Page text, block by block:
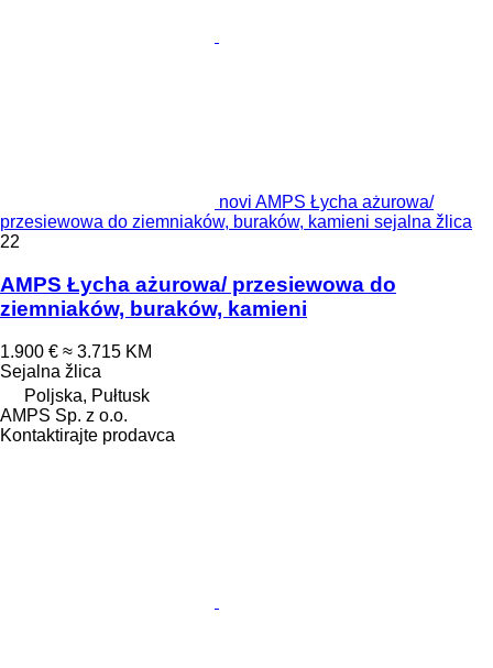
novi AMPS Łycha ażurowa/
przesiewowa do ziemniaków, buraków, kamieni sejalna žlica
22
AMPS Łycha ażurowa/ przesiewowa do
ziemniaków, buraków, kamieni
1.900 € ≈ 3.715 KM
Sejalna žlica
Poljska, Pułtusk
AMPS Sp. z o.o.
Kontaktirajte prodavca